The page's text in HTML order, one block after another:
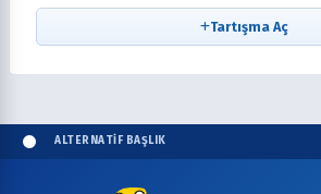
Tartışma Aç
ALTERNATİF BAŞLIK